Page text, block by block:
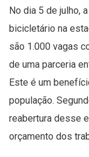
No dia 5 de julho,
bicicletário na
são 1.000 vagas
de uma parceria
Este é um
população.
reabertura desse
orçamento dos